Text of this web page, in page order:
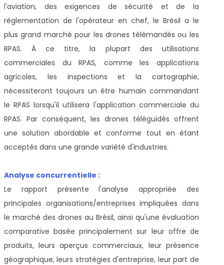
l'aviation, des exigences de sécurité et de la
réglementation de l'opérateur en chef, le Brésil a le
plus grand marché pour les drones télémandés ou les
RPAS. À ce titre, la plupart des utilisations
commerciales du RPAS, comme les applications
agricoles, les inspections et la cartographie,
nécessiteront toujours un être humain commandant
le RPAS lorsqu'il utilisera l'application commerciale du
RPAS. Par conséquent, les drones téléguidés offrent
une solution abordable et conforme tout en étant
acceptés dans une grande variété d'industries.
Analyse concurrentielle :
Le rapport présente l'analyse appropriée des
principales organisations/entreprises impliquées dans
le marché des drones au Brésil, ainsi qu'une évaluation
comparative basée principalement sur leur offre de
produits, leurs aperçus commerciaux, leur présence
géographique, leurs stratégies d'entreprise, leur part de